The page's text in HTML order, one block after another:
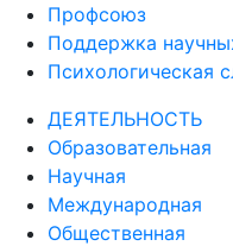
Профсоюз
Поддержка
Психологическая
ДЕЯТЕЛЬНОСТЬ
Образовательная
Научная
Международная
Общественная